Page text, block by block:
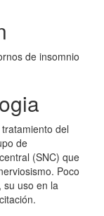
de insomnio
del
de
(SNC) que
Poco
su uso en la